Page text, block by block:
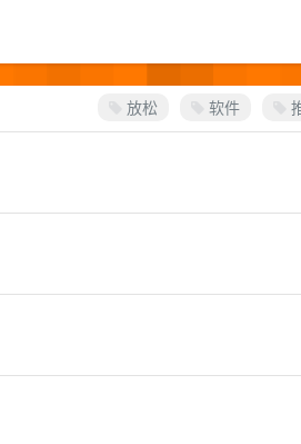
放松 软件